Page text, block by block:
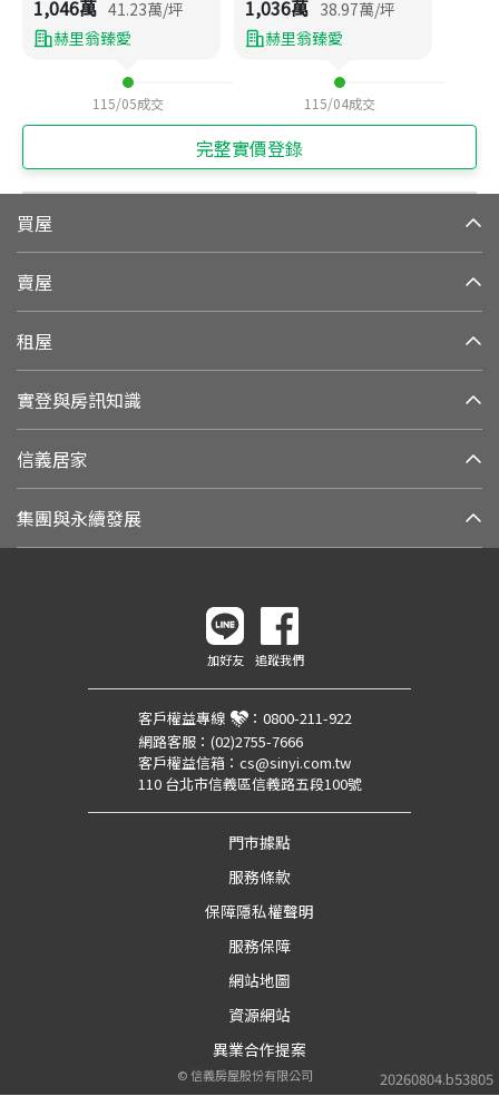
1,046萬 41.23萬/坪
赫里翁臻愛
115/05成交
1,036萬 38.97萬/坪
赫里翁臻愛
115/04成交
完整實價登錄
買屋
賣屋
租屋
實登與房訊知識
信義居家
集團與永續發展
20260804.b53805
加好友 追蹤我們
客戶權益專線 ： 0800-211-922
網路客服： (02)2755-7666
客戶權益信箱： cs@sinyi.com.tw
110 台北市信義區信義路五段100號
門市據點
服務條款
保障隱私權聲明
服務保障
網站地圖
資源網站
異業合作提案
©信義房屋股份有限公司